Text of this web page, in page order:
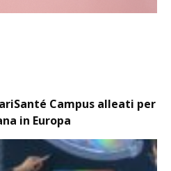
Campus alleati per
in Europa